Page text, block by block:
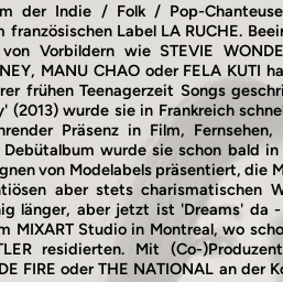
der Indie / Folk / Pop-
Label LA RUCHE.
Vorbildern wie STEVIE
MANU CHAO oder FELA KUTI
frühen Teenagerzeit Songs
(2013) wurde sie in Frankreich
Präsenz in Film, Fernsehen,
wurde sie schon bald in
von Modelabels präsentiert, die
aber stets charismatischen
länger, aber jetzt ist 'Dreams' da -
MIXART Studio in Montreal, wo
residierten. Mit (Co-
FIRE oder THE NATIONAL an der